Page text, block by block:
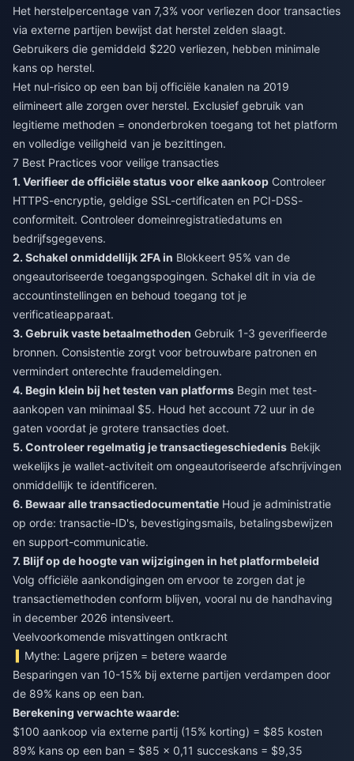
Het herstelpercentage van 7,3% voor verliezen door transacties
via externe partijen bewijst dat herstel zelden slaagt.
Gebruikers die gemiddeld $220 verliezen, hebben minimale
kans op herstel.
Het nul-risico op een ban bij officiële kanalen na 2019
elimineert alle zorgen over herstel. Exclusief gebruik van
legitieme methoden = ononderbroken toegang tot het platform
en volledige veiligheid van je bezittingen.
7 Best Practices voor veilige transacties
1. Verifieer de officiële status voor elke aankoop Controleer
HTTPS-encryptie, geldige SSL-certificaten en PCI-DSS-
conformiteit. Controleer domeinregistratiedatums en
bedrijfsgegevens.
2. Schakel onmiddellijk 2FA in Blokkeert 95% van de
ongeautoriseerde toegangspogingen. Schakel dit in via de
accountinstellingen en behoud toegang tot je
verificatieapparaat.
3. Gebruik vaste betaalmethoden Gebruik 1-3 geverifieerde
bronnen. Consistentie zorgt voor betrouwbare patronen en
vermindert onterechte fraudemeldingen.
4. Begin klein bij het testen van platforms Begin met test-
aankopen van minimaal $5. Houd het account 72 uur in de
gaten voordat je grotere transacties doet.
5. Controleer regelmatig je transactiegeschiedenis Bekijk
wekelijks je wallet-activiteit om ongeautoriseerde afschrijvingen
onmiddellijk te identificeren.
6. Bewaar alle transactiedocumentatie Houd je administratie
op orde: transactie-ID's, bevestigingsmails, betalingsbewijzen
en support-communicatie.
7. Blijf op de hoogte van wijzigingen in het platformbeleid
Volg officiële aankondigingen om ervoor te zorgen dat je
transactiemethoden conform blijven, vooral nu de handhaving
in december 2026 intensiveert.
Veelvoorkomende misvattingen ontkracht
Mythe: Lagere prijzen = betere waarde
Besparingen van 10-15% bij externe partijen verdampen door
de 89% kans op een ban.
Berekening verwachte waarde:
$100 aankoop via externe partij (15% korting) = $85 kosten
89% kans op een ban = $85 × 0,11 succeskans = $9,35